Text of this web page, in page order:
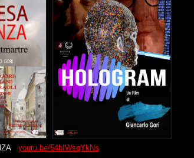
youtu.be/54bIWsqYkNs